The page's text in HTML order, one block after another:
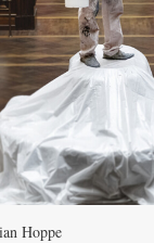
Hoppe